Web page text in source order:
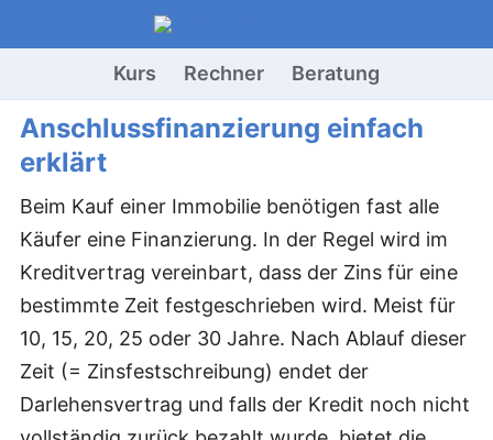
Kurs Rechner Beratung
Anschlussfinanzierung einfach
erklärt
Beim Kauf einer Immobilie benötigen fast alle
Käufer eine Finanzierung. In der Regel wird im
Kreditvertrag vereinbart, dass der Zins für eine
bestimmte Zeit festgeschrieben wird. Meist für
10, 15, 20, 25 oder 30 Jahre. Nach Ablauf dieser
Zeit (= Zinsfestschreibung) endet der
Darlehensvertrag und falls der Kredit noch nicht